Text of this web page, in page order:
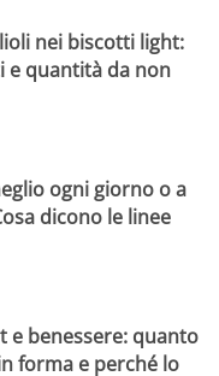
nei biscotti light:
e quantità da non
ogni giorno o a
dicono le linee
e benessere: quanto
forma e perché lo